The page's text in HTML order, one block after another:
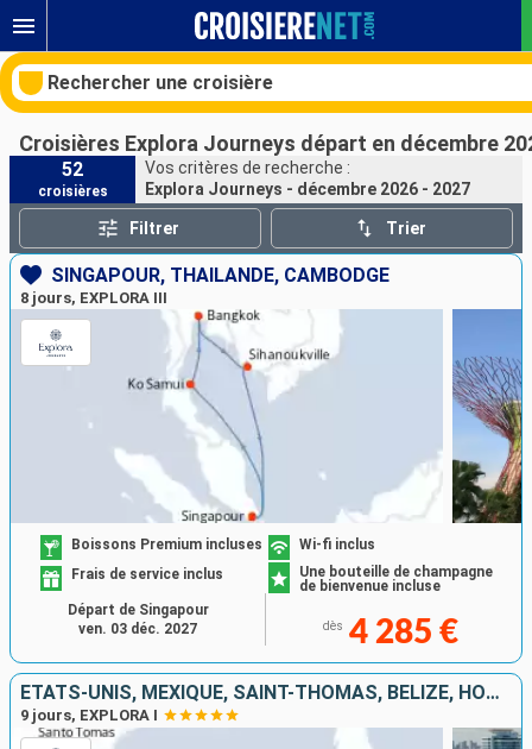
Rechercher une croisière
Nos destinations
Mois de départ
Ports
Rechercher
Croisières Explora Journeys départ en décembre
52
croisières
Vos critères de recherche :
Explora Journeys - décembre 2026 - 2027
Filtrer Trier
SINGAPOUR, THAÏLANDE, CAMBODGE
8 jours, EXPLORA III
Boissons Premium incluses
Wi-fi inclus
Frais de service inclus
Une bouteille de champagne
de bienvenue incluse
dès 4 285 €
Départ de Singapour
ven. 03 déc. 2027
ÉTATS-UNIS, MEXIQUE, SAINT-THOMAS, BELIZE, HONDURAS
9 jours, EXPLORA I